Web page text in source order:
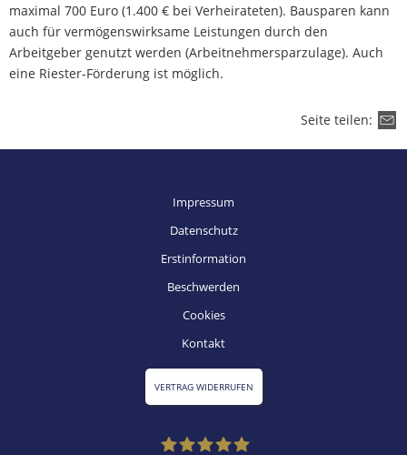
maximal 700 Euro (1.400 € bei Verheirateten). Bausparen kann
auch für vermögenswirksame Leistungen durch den
Arbeitgeber genutzt werden (Arbeitnehmersparzulage). Auch
eine Riester-Förderung ist möglich.
Seite teilen:
Impressum
Datenschutz
Erstinformation
Beschwerden
Cookies
Kontakt
VERTRAG WIDERRUFEN